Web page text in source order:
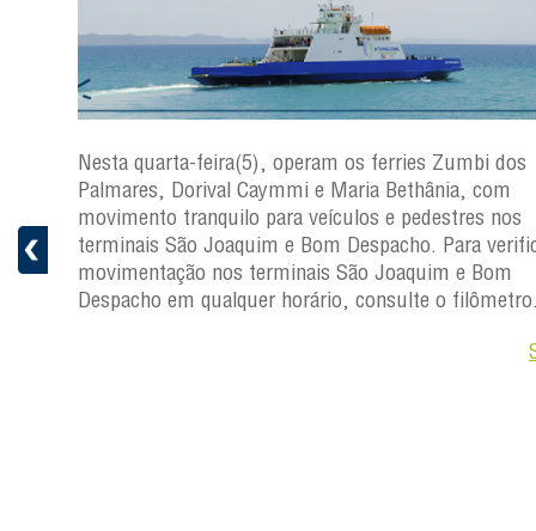
a
Nesta quarta-feira(5), operam os ferries Zumbi dos
Palmares, Dorival Caymmi e Maria Bethânia, com
movimento tranquilo para veículos e pedestres nos
terminais São Joaquim e Bom Despacho. Para
movimentação nos terminais São Joaquim e Bom
Despacho em qualquer horário, consulte o